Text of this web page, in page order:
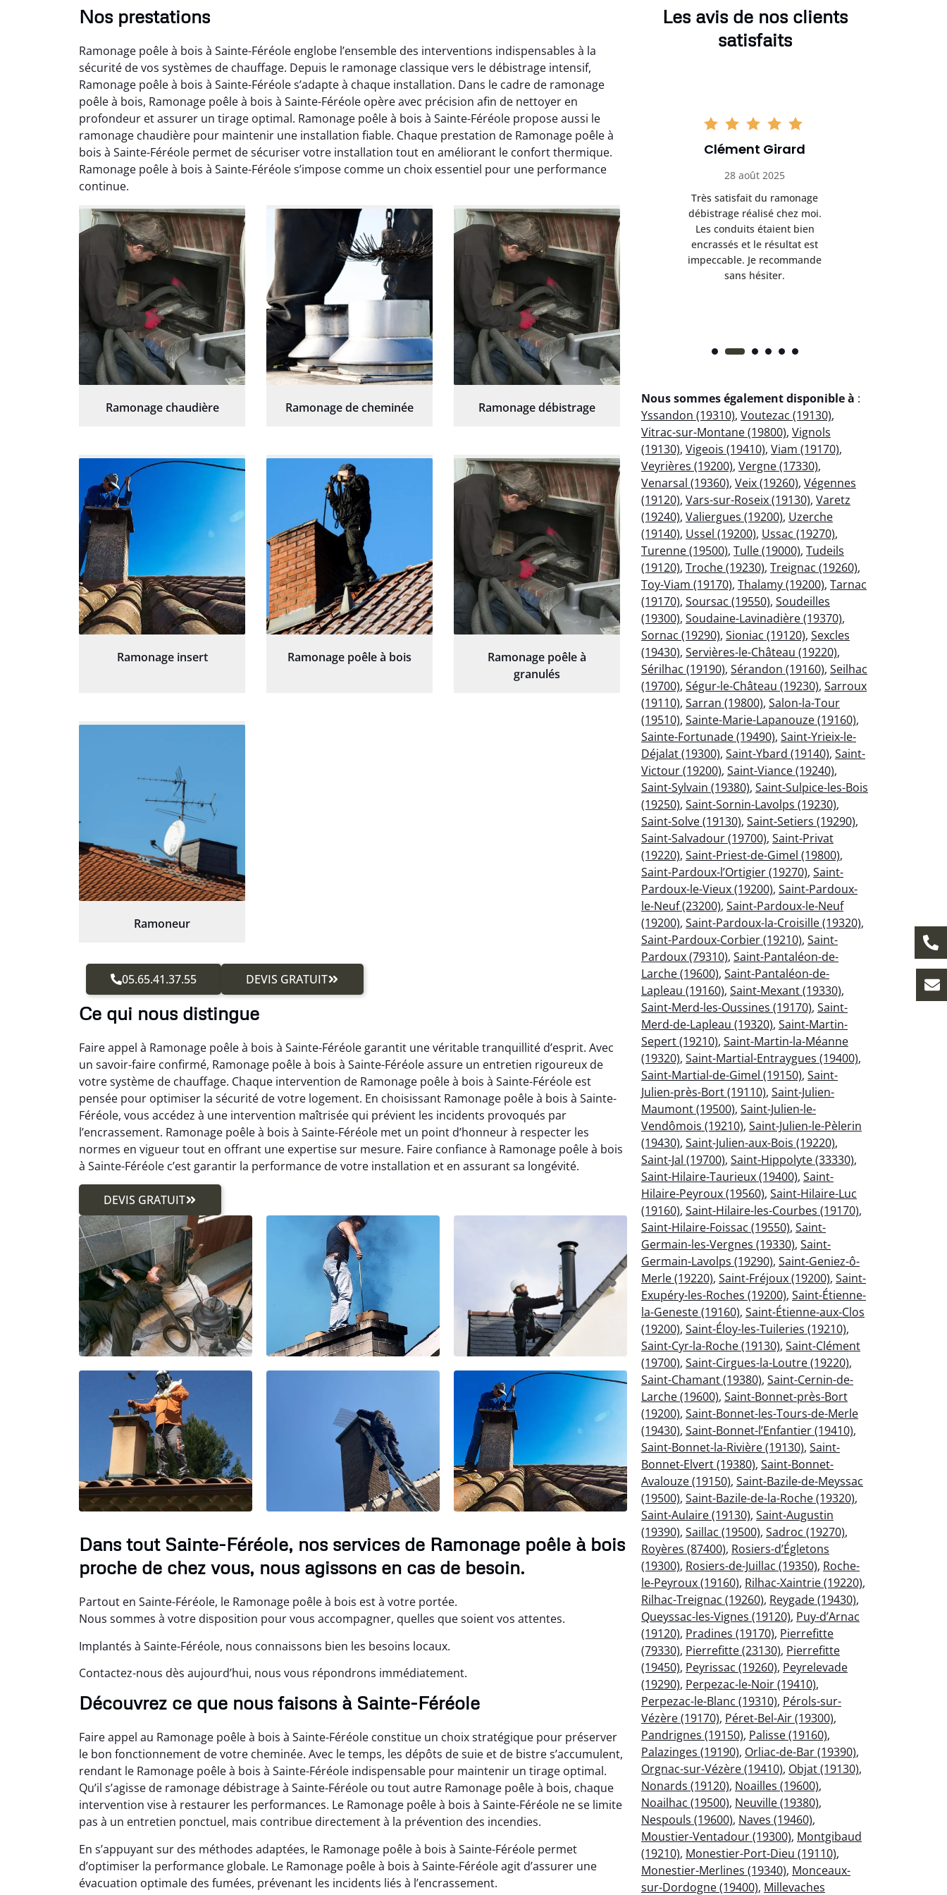
Nos prestations
Ramonage poêle à bois à Sainte-Féréole englobe l’ensemble des interventions indispensables à la
sécurité de vos systèmes de chauffage. Depuis le ramonage classique vers le débistrage intensif,
Ramonage poêle à bois à Sainte-Féréole s’adapte à chaque installation. Dans le cadre de ramonage
poêle à bois, Ramonage poêle à bois à Sainte-Féréole opère avec précision afin de nettoyer en
profondeur et assurer un tirage optimal. Ramonage poêle à bois à Sainte-Féréole propose aussi le
ramonage chaudière pour maintenir une installation fiable. Chaque prestation de Ramonage poêle à
bois à Sainte-Féréole permet de sécuriser votre installation tout en améliorant le confort thermique.
Ramonage poêle à bois à Sainte-Féréole s’impose comme un choix essentiel pour une performance
continue.
Ramonage chaudière Ramonage de cheminée Ramonage débistrage
Ramonage insert Ramonage poêle à bois
Ramonage poêle à
granulés
Ramoneur
05.65.41.37.55 DEVIS GRATUIT
Ce qui nous distingue
Faire appel à Ramonage poêle à bois à Sainte-Féréole garantit une véritable tranquillité d’esprit. Avec
un savoir-faire confirmé, Ramonage poêle à bois à Sainte-Féréole assure un entretien rigoureux de
votre système de chauffage. Chaque intervention de Ramonage poêle à bois à Sainte-Féréole est
pensée pour optimiser la sécurité de votre logement. En choisissant Ramonage poêle à bois à Sainte-
Féréole, vous accédez à une intervention maîtrisée qui prévient les incidents provoqués par
l’encrassement. Ramonage poêle à bois à Sainte-Féréole met un point d’honneur à respecter les
normes en vigueur tout en offrant une expertise sur mesure. Faire confiance à Ramonage poêle à bois
à Sainte-Féréole c’est garantir la performance de votre installation et en assurant sa longévité.
DEVIS GRATUIT
Dans tout Sainte-Féréole, nos services de Ramonage poêle à bois
proche de chez vous, nous agissons en cas de besoin.
Partout en Sainte-Féréole, le Ramonage poêle à bois est à votre portée.
Nous sommes à votre disposition pour vous accompagner, quelles que soient vos attentes.
Implantés à Sainte-Féréole, nous connaissons bien les besoins locaux.
Contactez-nous dès aujourd’hui, nous vous répondrons immédiatement.
Découvrez ce que nous faisons à Sainte-Féréole
Faire appel au Ramonage poêle à bois à Sainte-Féréole constitue un choix stratégique pour préserver
le bon fonctionnement de votre cheminée. Avec le temps, les dépôts de suie et de bistre s’accumulent,
rendant le Ramonage poêle à bois à Sainte-Féréole indispensable pour maintenir un tirage optimal.
Qu’il s’agisse de ramonage débistrage à Sainte-Féréole ou tout autre Ramonage poêle à bois, chaque
intervention vise à restaurer les performances. Le Ramonage poêle à bois à Sainte-Féréole ne se limite
pas à un entretien ponctuel, mais contribue directement à la prévention des incendies.
En s’appuyant sur des méthodes adaptées, le Ramonage poêle à bois à Sainte-Féréole permet
d’optimiser la performance globale. Le Ramonage poêle à bois à Sainte-Féréole agit d’assurer une
évacuation optimale des fumées, prévenant les incidents liés à l’encrassement.
Les avis de nos clients
satisfaits
Nicolas Perrin
22 janvier 2026
propre pour le ramonage
débistrage. On sent tout de
suite la différence au niveau
du tirage. Très satisfait.
Yannick Morel
12 juillet 2025
pour le ramonage débistrage
de ma cheminée. Le tirage
est nettement meilleur et
plus aucune odeur. Travail
propre et rapide.
Clément Girard
28 août 2025
Très satisfait du ramonage
débistrage réalisé chez moi.
Les conduits étaient bien
encrassés et le résultat est
impeccable. Je recommande
sans hésiter.
Nous sommes également disponible à :
Yssandon (19310), Voutezac (19130),
Vitrac-sur-Montane (19800), Vignols
(19130), Vigeois (19410), Viam (19170),
Veyrières (19200), Vergne (17330),
Venarsal (19360), Veix (19260), Végennes
(19120), Vars-sur-Roseix (19130), Varetz
(19240), Valiergues (19200), Uzerche
(19140), Ussel (19200), Ussac (19270),
Turenne (19500), Tulle (19000), Tudeils
(19120), Troche (19230), Treignac (19260),
Toy-Viam (19170), Thalamy (19200), Tarnac
(19170), Soursac (19550), Soudeilles
(19300), Soudaine-Lavinadière (19370),
Sornac (19290), Sioniac (19120), Sexcles
(19430), Servières-le-Château (19220),
Sérilhac (19190), Sérandon (19160), Seilhac
(19700), Ségur-le-Château (19230), Sarroux
(19110), Sarran (19800), Salon-la-Tour
(19510), Sainte-Marie-Lapanouze (19160),
Sainte-Fortunade (19490), Saint-Yrieix-le-
Déjalat (19300), Saint-Ybard (19140), Saint-
Victour (19200), Saint-Viance (19240),
Saint-Sylvain (19380), Saint-Sulpice-les-Bois
(19250), Saint-Sornin-Lavolps (19230),
Saint-Solve (19130), Saint-Setiers (19290),
Saint-Salvadour (19700), Saint-Privat
(19220), Saint-Priest-de-Gimel (19800),
Saint-Pardoux-l’Ortigier (19270), Saint-
Pardoux-le-Vieux (19200), Saint-Pardoux-
le-Neuf (23200), Saint-Pardoux-le-Neuf
(19200), Saint-Pardoux-la-Croisille (19320),
Saint-Pardoux-Corbier (19210), Saint-
Pardoux (79310), Saint-Pantaléon-de-
Larche (19600), Saint-Pantaléon-de-
Lapleau (19160), Saint-Mexant (19330),
Saint-Merd-les-Oussines (19170), Saint-
Merd-de-Lapleau (19320), Saint-Martin-
Sepert (19210), Saint-Martin-la-Méanne
(19320), Saint-Martial-Entraygues (19400),
Saint-Martial-de-Gimel (19150), Saint-
Julien-près-Bort (19110), Saint-Julien-
Maumont (19500), Saint-Julien-le-
Vendômois (19210), Saint-Julien-le-Pèlerin
(19430), Saint-Julien-aux-Bois (19220),
Saint-Jal (19700), Saint-Hippolyte (33330),
Saint-Hilaire-Taurieux (19400), Saint-
Hilaire-Peyroux (19560), Saint-Hilaire-Luc
(19160), Saint-Hilaire-les-Courbes (19170),
Saint-Hilaire-Foissac (19550), Saint-
Germain-les-Vergnes (19330), Saint-
Germain-Lavolps (19290), Saint-Geniez-ô-
Merle (19220), Saint-Fréjoux (19200), Saint-
Exupéry-les-Roches (19200), Saint-Étienne-
la-Geneste (19160), Saint-Étienne-aux-Clos
(19200), Saint-Éloy-les-Tuileries (19210),
Saint-Cyr-la-Roche (19130), Saint-Clément
(19700), Saint-Cirgues-la-Loutre (19220),
Saint-Chamant (19380), Saint-Cernin-de-
Larche (19600), Saint-Bonnet-près-Bort
(19200), Saint-Bonnet-les-Tours-de-Merle
(19430), Saint-Bonnet-l’Enfantier (19410),
Saint-Bonnet-la-Rivière (19130), Saint-
Bonnet-Elvert (19380), Saint-Bonnet-
Avalouze (19150), Saint-Bazile-de-Meyssac
(19500), Saint-Bazile-de-la-Roche (19320),
Saint-Aulaire (19130), Saint-Augustin
(19390), Saillac (19500), Sadroc (19270),
Royères (87400), Rosiers-d’Égletons
(19300), Rosiers-de-Juillac (19350), Roche-
le-Peyroux (19160), Rilhac-Xaintrie (19220),
Rilhac-Treignac (19260), Reygade (19430),
Queyssac-les-Vignes (19120), Puy-d’Arnac
(19120), Pradines (19170), Pierrefitte
(79330), Pierrefitte (23130), Pierrefitte
(19450), Peyrissac (19260), Peyrelevade
(19290), Perpezac-le-Noir (19410),
Perpezac-le-Blanc (19310), Pérols-sur-
Vézère (19170), Péret-Bel-Air (19300),
Pandrignes (19150), Palisse (19160),
Palazinges (19190), Orliac-de-Bar (19390),
Orgnac-sur-Vézère (19410), Objat (19130),
Nonards (19120), Noailles (19600),
Noailhac (19500), Neuville (19380),
Nespouls (19600), Naves (19460),
Moustier-Ventadour (19300), Montgibaud
(19210), Monestier-Port-Dieu (19110),
Monestier-Merlines (19340), Monceaux-
sur-Dordogne (19400), Millevaches